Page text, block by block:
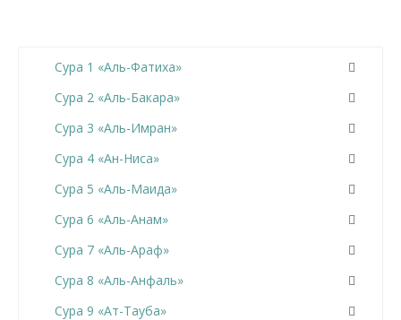
Сура 1 «Аль-Фатиха»
Сура 2 «Аль-Бакара»
Сура 3 «Аль-Имран»
Сура 4 «Ан-Ниса»
Сура 5 «Аль-Маида»
Сура 6 «Аль-Анам»
Сура 7 «Аль-Араф»
Сура 8 «Аль-Анфаль»
Сура 9 «Ат-Тауба»